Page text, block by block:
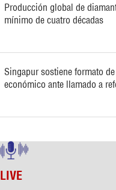
Producción global de
mínimo de cuatro décadas
Singapur sostiene formato
económico ante llamado a
LIVE